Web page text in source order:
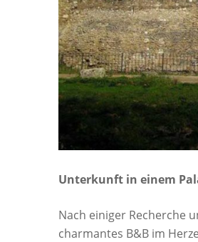
Unterkunft in einem
Nach einiger Recherche
charmantes B&B im